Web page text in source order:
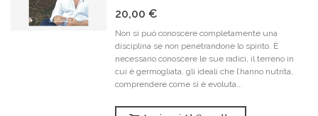
20,00 €
Non si può conoscere completamente una
disciplina se non penetrandone lo spirito. È
necessario conoscere le sue radici, il terreno in
cui è germogliata, gli ideali che l’hanno nutrita,
comprendere come si è evoluta...